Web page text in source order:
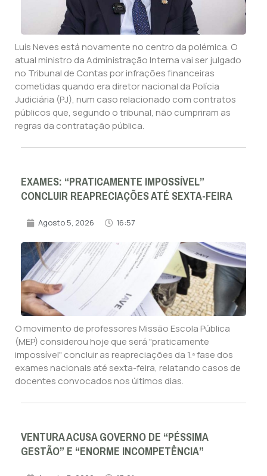
Luís Neves está novamente no centro da polémica. O
atual ministro da Administração Interna vai ser julgado
no Tribunal de Contas por infrações financeiras
cometidas quando era diretor nacional da Polícia
Judiciária (PJ), num caso relacionado com contratos
públicos que, segundo o tribunal, não cumpriram as
regras da contratação pública.
EXAMES: “PRATICAMENTE IMPOSSÍVEL”
CONCLUIR REAPRECIAÇÕES ATÉ SEXTA-FEIRA
Agosto 5, 2026 16:57
O movimento de professores Missão Escola Pública
(MEP) considerou hoje que será "praticamente
impossível" concluir as reapreciações da 1.ª fase dos
exames nacionais até sexta-feira, relatando casos de
docentes convocados nos últimos dias.
VENTURA ACUSA GOVERNO DE “PÉSSIMA
GESTÃO” E “ENORME INCOMPETÊNCIA”